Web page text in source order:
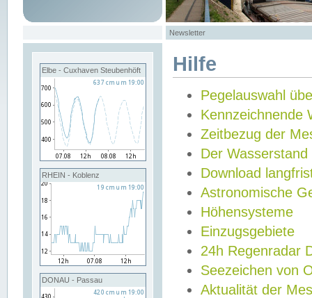
Newsletter
Elbe - Cuxhaven Steubenhöft
RHEIN - Koblenz
DONAU - Passau
Hilfe
Pegelauswahl
Kennzeichnende
Zeitbezug der
Der Wasserstand
Download
Astronomische
Höhensysteme
Einzugsgebiete
24h Regenradar
Seezeichen von
Aktualität der